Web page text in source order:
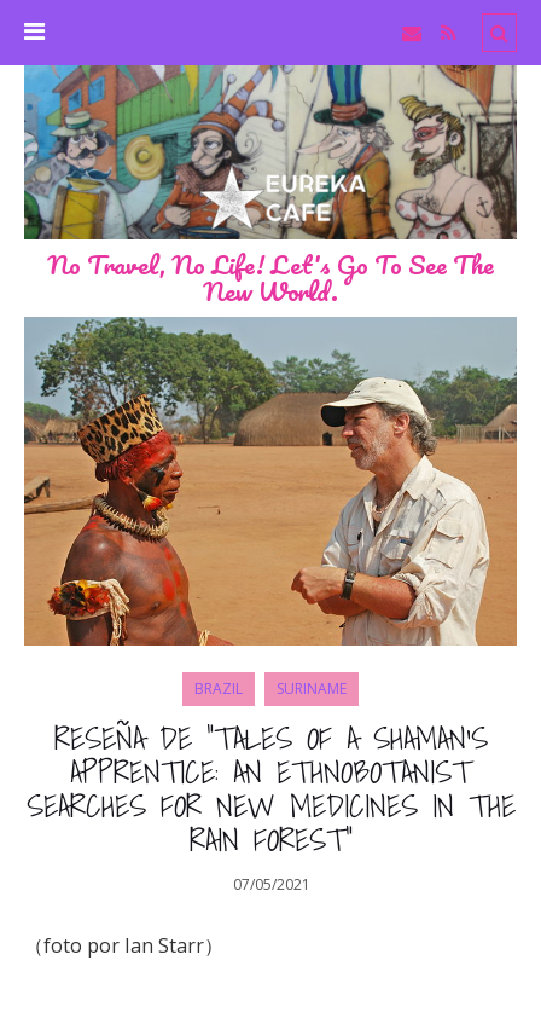
No Travel, No Life! Let's Go To See The
New World.
BRAZIL SURINAME
RESEÑA DE “TALES OF A SHAMAN’S
APPRENTICE: AN ETHNOBOTANIST
SEARCHES FOR NEW MEDICINES IN THE
RAIN FOREST”
07/05/2021
（foto por Ian Starr）